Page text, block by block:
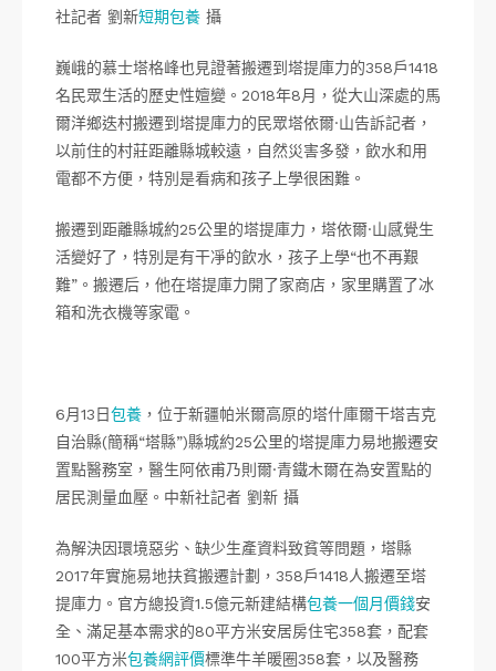
社記者 劉新短期包養 攝
巍峨的慕士塔格峰也見證著搬遷到塔提庫力的358戶1418
名民眾生活的歷史性嬗變。2018年8月，從大山深處的馬
爾洋鄉迭村搬遷到塔提庫力的民眾塔依爾·山告訴記者，
以前住的村莊距離縣城較遠，自然災害多發，飲水和用
電都不方便，特別是看病和孩子上學很困難。
搬遷到距離縣城約25公里的塔提庫力，塔依爾·山感覺生
活變好了，特別是有干凈的飲水，孩子上學“也不再艱
難”。搬遷后，他在塔提庫力開了家商店，家里購置了冰
箱和洗衣機等家電。
6月13日包養 ，位于新疆帕米爾高原的塔什庫爾干塔吉克
自治縣(簡稱“塔縣”)縣城約25公里的塔提庫力易地搬遷安
置點醫務室，醫生阿依甫乃則爾·青鐵木爾在為安置點的
居民測量血壓。中新社記者 劉新 攝
為解決因環境惡劣、缺少生產資料致貧等問題，塔縣
2017年實施易地扶貧搬遷計劃，358戶1418人搬遷至塔
提庫力。官方總投資1.5億元新建結構包養一個月價錢安
全、滿足基本需求的80平方米安居房住宅358套，配套
100平方米包養網評價標準牛羊暖圈358套，以及醫務